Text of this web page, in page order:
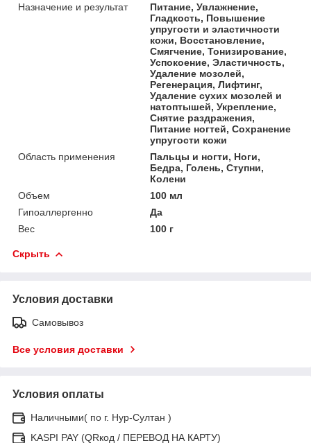
Назначение и результат
Питание, Увлажнение,
Гладкость, Повышение
упругости и эластичности
кожи, Восстановление,
Смягчение, Тонизирование,
Успокоение, Эластичность,
Удаление мозолей,
Регенерация, Лифтинг,
Удаление сухих мозолей и
натоптышей, Укрепление,
Снятие раздражения,
Питание ногтей, Сохранение
упругости кожи
Область применения
Пальцы и ногти, Ноги,
Бедра, Голень, Ступни,
Колени
Объем
100 мл
Гипоаллергенно
Да
Вес
100 г
Скрыть
Условия доставки
Самовывоз
Все условия доставки
Условия оплаты
Наличными( по г. Нур-Султан )
KASPI PAY (QRкод / ПЕРЕВОД НА КАРТУ)